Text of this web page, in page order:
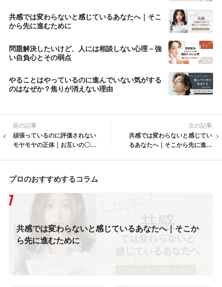
共感では変わらないと感じているあなたへ｜そこ
から先に進むために
問題解決したいけど、人には相談しない心理－強
い自負心とその弱点
やることはやっているのに進んでいない気がする
のはなぜか？焦りが消えない理由
前の記事
頑張っているのに評価されない
モヤモヤの正体｜お互いの〇〇
次の記事
共感では変わらないと感じてい
るあなたへ｜そこから先に進む
プロのおすすめするコラム
共感では変わらないと感じているあなたへ｜そこか
ら先に進むために